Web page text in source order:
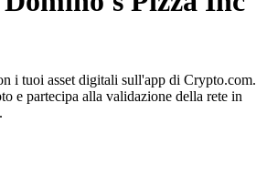
i tuoi asset digitali sull'app di Crypto.com.
e partecipa alla validazione della rete in